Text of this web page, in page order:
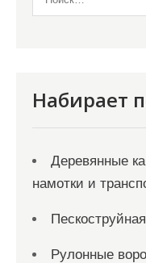
Набирает
Деревянные
намотки и
Рулонные